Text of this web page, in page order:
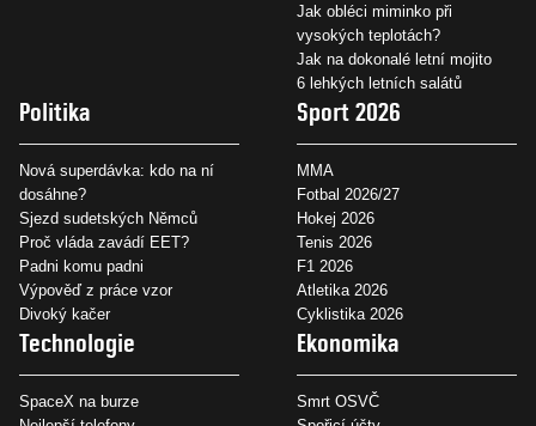
Jak obléci miminko při
vysokých teplotách?
Jak na dokonalé letní mojito
6 lehkých letních salátů
Politika
Nová superdávka: kdo na ní
dosáhne?
Sjezd sudetských Němců
Proč vláda zavádí EET?
Padni komu padni
Výpověď z práce vzor
Divoký kačer
Sport 2026
MMA
Fotbal 2026/27
Hokej 2026
Tenis 2026
F1 2026
Atletika 2026
Cyklistika 2026
Technologie
SpaceX na burze
Ekonomika
Smrt OSVČ